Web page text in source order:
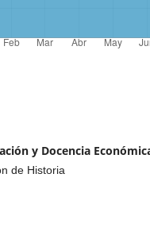
y Docencia
de Historia